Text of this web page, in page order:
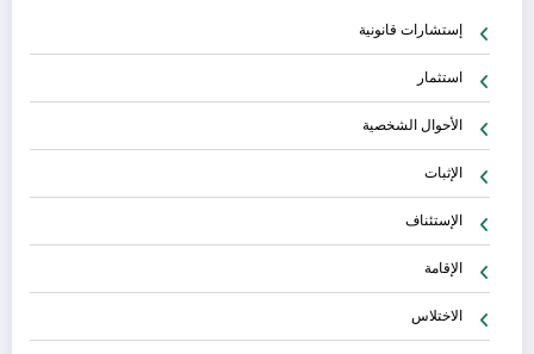
إستشارات قانونية
استثمار
الأحوال الشخصية
الإثبات
الإستئناف
الإقامة
الاختلاس